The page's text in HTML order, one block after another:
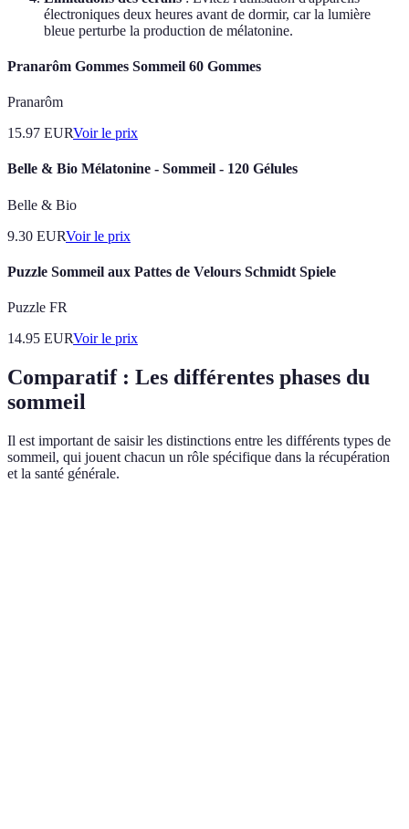
électroniques deux heures avant de dormir, car la lumière
bleue perturbe la production de mélatonine.
Pranarôm Gommes Sommeil 60 Gommes
Pranarôm
15.97 EURVoir le prix
Belle & Bio Mélatonine - Sommeil - 120 Gélules
Belle & Bio
9.30 EURVoir le prix
Puzzle Sommeil aux Pattes de Velours Schmidt Spiele
Puzzle FR
14.95 EURVoir le prix
Comparatif : Les différentes phases du
sommeil
Il est important de saisir les distinctions entre les différents types de
sommeil, qui jouent chacun un rôle spécifique dans la récupération
et la santé générale.